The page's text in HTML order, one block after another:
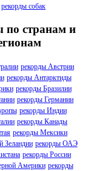
рекорды собак
по странам и
рекорды Австрии
рекорды Антарктиды
рекорды Бразилии
рекорды Германии
рекорды Индии
рекорды Канады
рекорды Мексики
Зеландии рекорды ОАЭ
рекорды России
Америки рекорды